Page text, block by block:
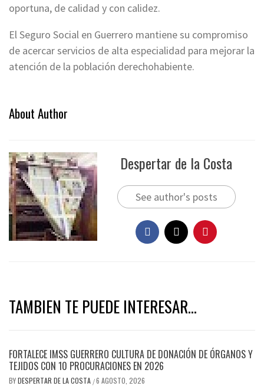
oportuna, de calidad y con calidez.
El Seguro Social en Guerrero mantiene su compromiso
de acercar servicios de alta especialidad para mejorar la
atención de la población derechohabiente.
About Author
Despertar de la Costa
See author's posts
TAMBIEN TE PUEDE INTERESAR...
FORTALECE IMSS GUERRERO CULTURA DE DONACIÓN DE ÓRGANOS Y
TEJIDOS CON 10 PROCURACIONES EN 2026
BYDESPERTAR DE LA COSTA /6 AGOSTO, 2026